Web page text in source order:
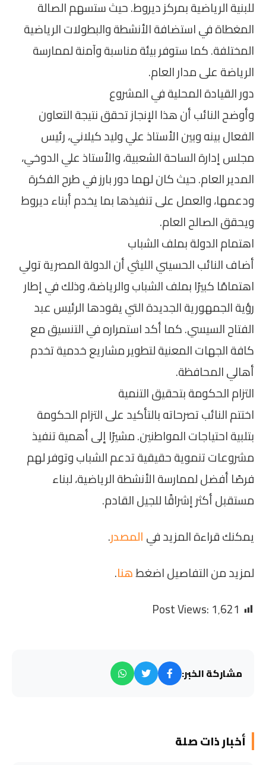
للبنية الرياضية بمركز ديروط. حيث ستسهم الصالة
المغطاة في استضافة الأنشطة والبطولات الرياضية
المختلفة. كما ستوفر بيئة مناسبة وآمنة لممارسة
الرياضة على مدار العام.
دور القيادة المحلية في المشروع
وأوضح النائب أن هذا الإنجاز تحقق نتيجة التعاون
الفعال بينه وبين الأستاذ علي وليد كيلاني، رئيس
مجلس إدارة الساحة الشعبية، والأستاذ علي الدوخي،
المدير العام. حيث كان لهما دور بارز في طرح الفكرة
ودعمها، والعمل على تنفيذها بما يخدم أبناء ديروط
ويحقق الصالح العام.
اهتمام الدولة بملف الشباب
أضاف النائب الحسيني الليثي أن الدولة المصرية تولي
اهتمامًا كبيرًا بملف الشباب والرياضة، وذلك في إطار
رؤية الجمهورية الجديدة التي يقودها الرئيس عبد
الفتاح السيسي. كما أكد استمراره في التنسيق مع
كافة الجهات المعنية لتطوير مشاريع خدمية تخدم
أهالي المحافظة.
التزام الحكومة بتحقيق التنمية
اختتم النائب تصرحاته بالتأكيد على التزام الحكومة
بتلبية احتياجات المواطنين. مشيرًا إلى أهمية تنفيذ
مشروعات تنموية حقيقية تدعم الشباب وتوفر لهم
فرصًا أفضل لممارسة الأنشطة الرياضية، لبناء
مستقبل أكثر إشراقًا للجيل القادم.
يمكنك قراءة المزيد فيالمصدر.
لمزيد من التفاصيل اضغطهنا.
Post Views:1٬621
مشاركة الخبر:
أخبار ذات صلة